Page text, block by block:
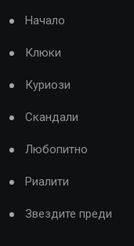
Начало
Клюки
Куриози
Скандали
Любопитно
Риалити
Звездите преди